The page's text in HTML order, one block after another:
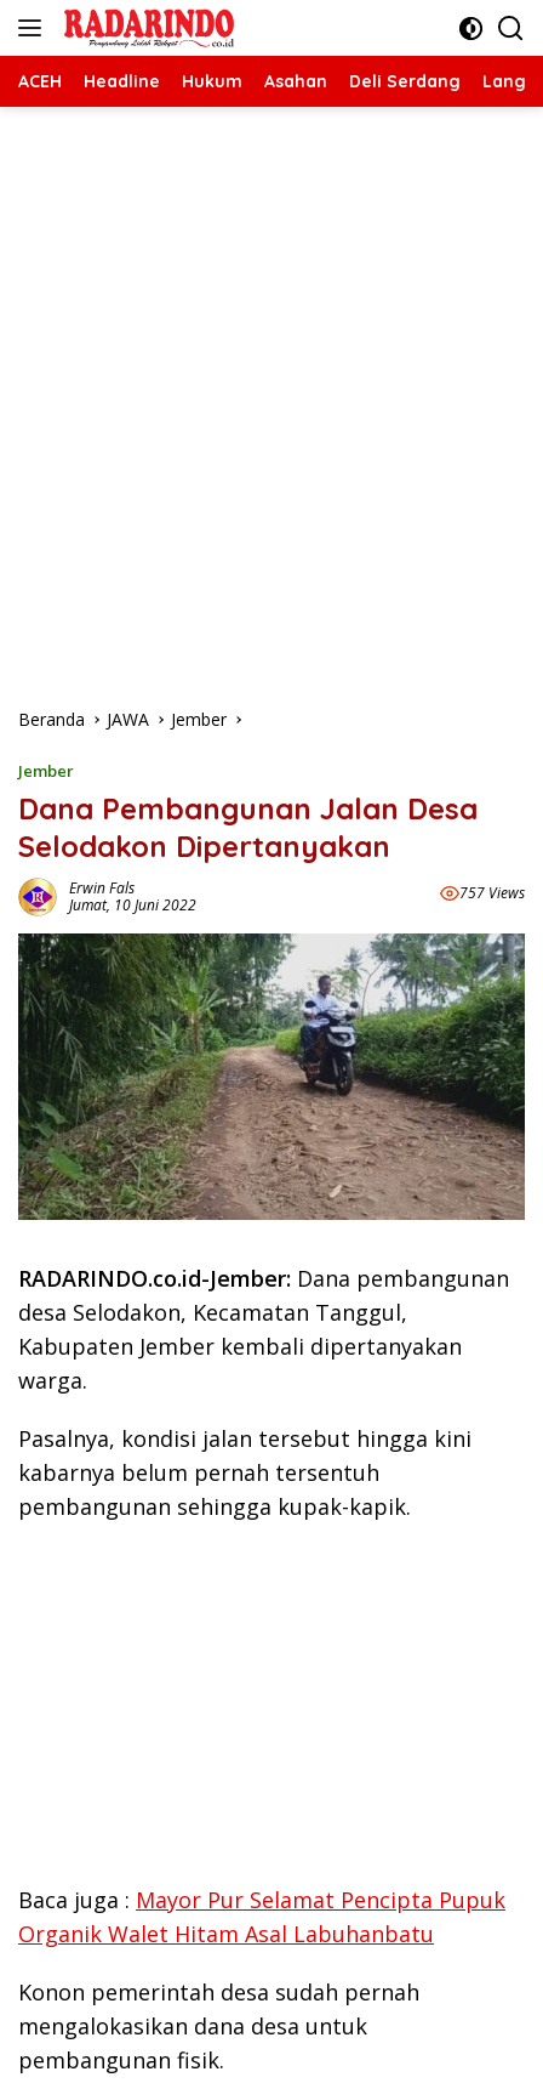
Langsung
ACEH Headline Hukum Asahan Deli Serdang
Beranda JAWA Jember
Jember
Dana Pembangunan Jalan Desa
Selodakon Dipertanyakan
Erwin Fals
Jumat, 10 Juni 2022
757 Views
RADARINDO.co.id-Jember: Dana pembangunan
desa Selodakon, Kecamatan Tanggul,
Kabupaten Jember kembali dipertanyakan
warga.
Pasalnya, kondisi jalan tersebut hingga kini
kabarnya belum pernah tersentuh
pembangunan sehingga kupak-kapik.
Baca juga : Mayor Pur Selamat Pencipta Pupuk
Organik Walet Hitam Asal Labuhanbatu
Konon pemerintah desa sudah pernah
mengalokasikan dana desa untuk
pembangunan fisik.